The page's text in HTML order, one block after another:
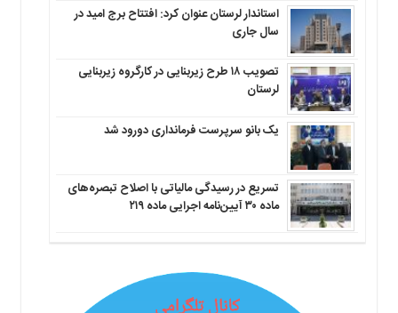
استاندار لرستان عنوان کرد: افتتاح برج امید در
سال جاری
تصویب ۱۸ طرح زیربنایی در کارگروه زیربنایی
لرستان
یک بانو سرپرست فرمانداری دورود شد
تسریع در رسیدگی مالیاتی با اصلاح تبصره‌های
ماده ۳۰ آیین‌نامه اجرایی ماده ۲۱۹